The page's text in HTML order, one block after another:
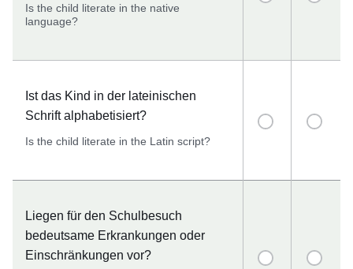
Is the child literate in the native
language?
Ist das Kind in der lateinischen
Schrift alphabetisiert?
Is the child literate in the Latin script?
Liegen für den Schulbesuch
bedeutsame Erkrankungen oder
Einschränkungen vor?